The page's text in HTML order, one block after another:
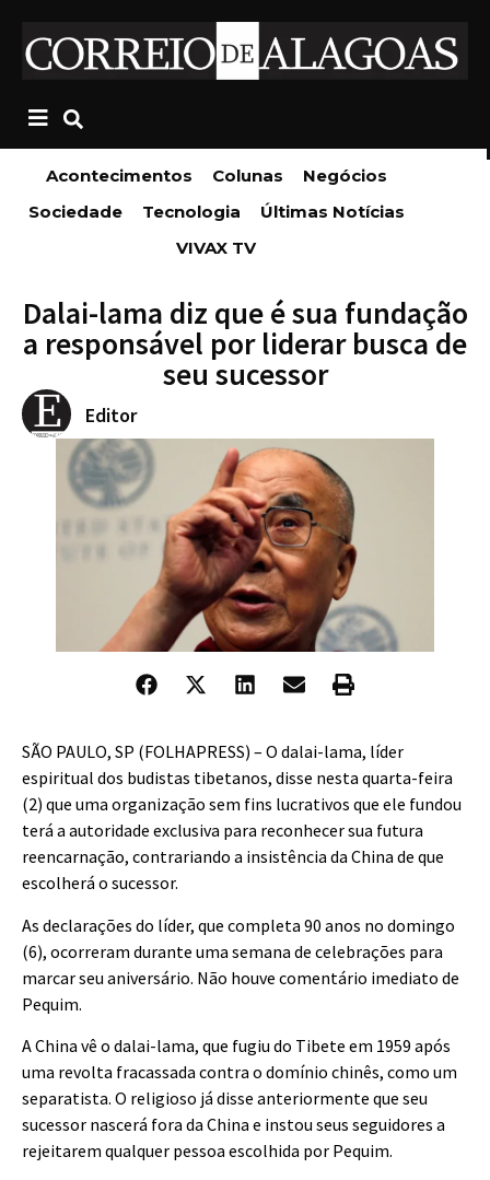
Acontecimentos Colunas
Negócios
Sociedade
Tecnologia
Últimas Notícias
VIVAX TV
Dalai-lama diz que é sua fundação
a responsável por liderar busca de
seu sucessor
Editor
SÃO PAULO, SP (FOLHAPRESS) – O dalai-lama, líder
espiritual dos budistas tibetanos, disse nesta quarta-feira
(2) que uma organização sem fins lucrativos que ele fundou
terá a autoridade exclusiva para reconhecer sua futura
reencarnação, contrariando a insistência da China de que
escolherá o sucessor.
As declarações do líder, que completa 90 anos no domingo
(6), ocorreram durante uma semana de celebrações para
marcar seu aniversário. Não houve comentário imediato de
Pequim.
A China vê o dalai-lama, que fugiu do Tibete em 1959 após
uma revolta fracassada contra o domínio chinês, como um
separatista. O religioso já disse anteriormente que seu
sucessor nascerá fora da China e instou seus seguidores a
rejeitarem qualquer pessoa escolhida por Pequim.